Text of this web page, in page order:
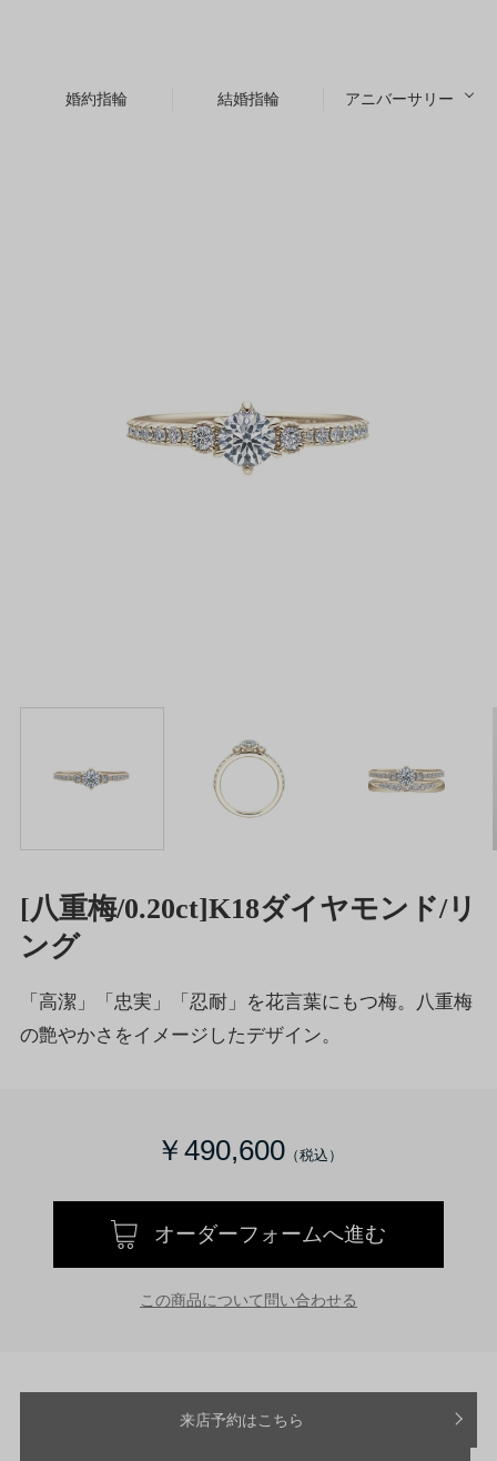
婚約指輪 結婚指輪 アニバーサリー
[八重梅/0.20ct]K18ダイヤモンド/リ
ング
「高潔」「忠実」「忍耐」を花言葉にもつ梅。八重梅
の艶やかさをイメージしたデザイン。
￥490,600
オーダーフォームへ進む
この商品について問い合わせる
来店予約はこちら